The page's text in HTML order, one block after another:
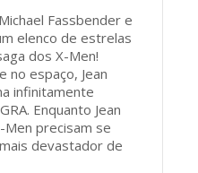
Fassbender e
elenco de estrelas
dos X-Men!
no espaço, Jean
infinitamente
Enquanto Jean
precisam se
devastador de